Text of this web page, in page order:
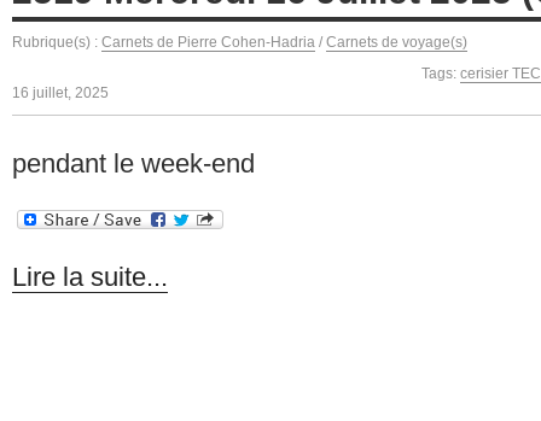
Rubrique(s) : Carnets de Pierre Cohen-Hadria / Carnets de voyage(s)
Tags: cerisier TEC
16 juillet, 2025
pendant le week-end
Lire la suite...